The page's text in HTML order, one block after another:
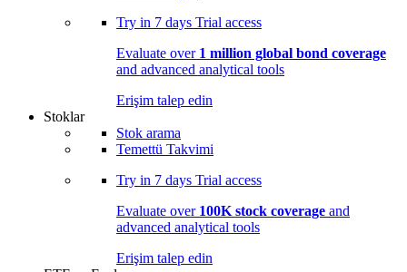
Try in 7 days Trial access
Evaluate over 1 million global bond coverage
and advanced analytical tools
Erişim talep edin
Stoklar
Stok arama
Temettü Takvimi
Try in 7 days Trial access
Evaluate over 100K stock coverage and
advanced analytical tools
Erişim talep edin